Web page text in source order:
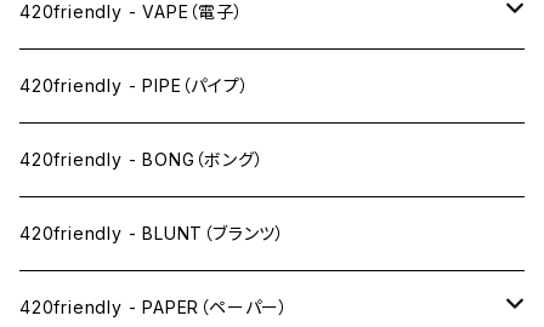
420friendly - VAPE（電子）
ペン下
ニコパフ系
ドライ系
ワックス系
420friendly - PIPE（パイプ）
420friendly - BONG（ボング）
420friendly - BLUNT（ブランツ）
420friendly - PAPER（ペーパー）